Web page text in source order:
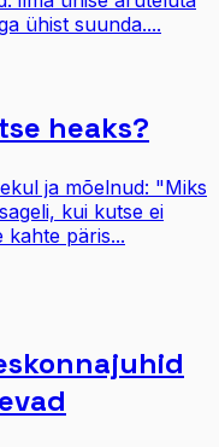
ühist suunda....
heaks?
ja mõelnud: "Miks
kui kutse ei
kahte päris...